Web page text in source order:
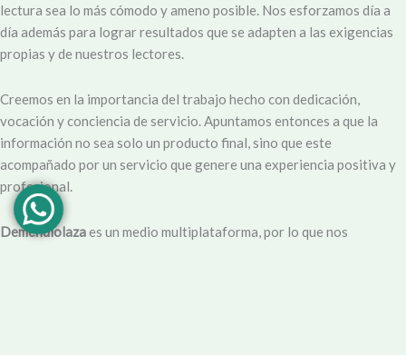
lectura sea lo más cómodo y ameno posible. Nos esforzamos día a
día además para lograr resultados que se adapten a las exigencias
propias y de nuestros lectores.
Creemos en la importancia del trabajo hecho con dedicación,
vocación y conciencia de servicio. Apuntamos entonces a que la
información no sea solo un producto final, sino que este
acompañado por un servicio que genere una experiencia positiva y
profesional.
Demendiolazaes un medio multiplataforma, por lo que nos